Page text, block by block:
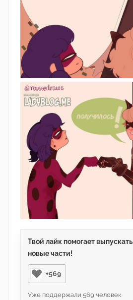
Твой лайк помогает выпускать
новые части!
+569
Уже поддержали 569 человек